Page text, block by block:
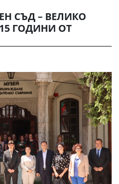
СЪД – ВЕЛИКО
ГОДИНИ ОТ